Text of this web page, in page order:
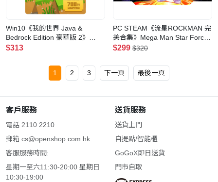
Win10《我的世界 Java &
Bedrock Edition 豪華版 2》
Minecraft: Java & Bedrock
$313
PC STEAM《流星ROCKMAN 完
美合集》Mega Man Star Force
Legacy Collection(數位版)
$299 $320
1 2 3 下一頁 最後一頁
客戶服務
電話 2110 2210
郵箱 cs@openshop.com.hk
客服服務時間:
星期一至六11:30-20:00 星期日
10:30-19:00
送貨服務
送貨上門
自提點/智能櫃
GoGoX即日送貨
門市自取